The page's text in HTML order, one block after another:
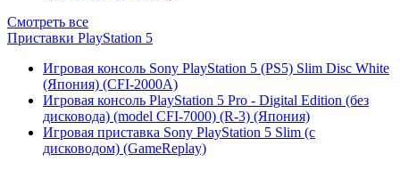
Смотреть все
Приставки PlayStation 5
Игровая консоль Sony PlayStation 5 (PS5) Slim Disc White
(Япония) (CFI-2000A)
Игровая консоль PlayStation 5 Pro - Digital Edition (без
дисковода) (model CFI-7000) (R-3) (Япония)
Игровая приставка Sony PlayStation 5 Slim (с
дисководом) (GameReplay)